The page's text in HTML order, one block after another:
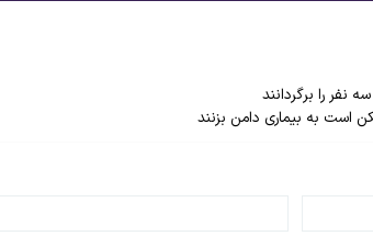
نفر را برگردانند
است به بیماری دامن بزنند